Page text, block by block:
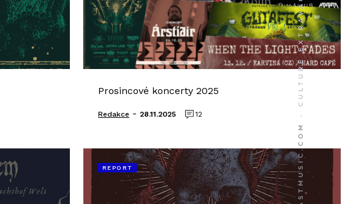
Prosincové koncerty 2025
Redakce - 28.11.2025 12
REPORT